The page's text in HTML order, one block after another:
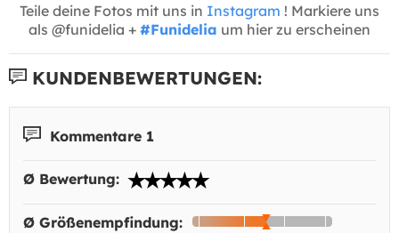
Teile deine Fotos mit uns in Instagram ! Markiere uns
als @funidelia + #Funidelia um hier zu erscheinen
KUNDENBEWERTUNGEN:
Kommentare 1
Ø Bewertung:
Ø Größenempfindung: